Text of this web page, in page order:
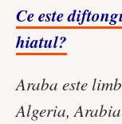
Ce este
hiatul?
Araba este
Algeria,